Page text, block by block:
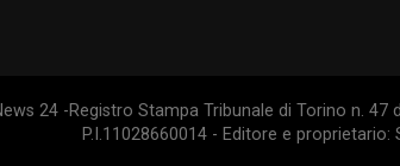
24 -Registro Stampa Tribunale di Torino n.
P.I.11028660014 - Editore e proprietario: